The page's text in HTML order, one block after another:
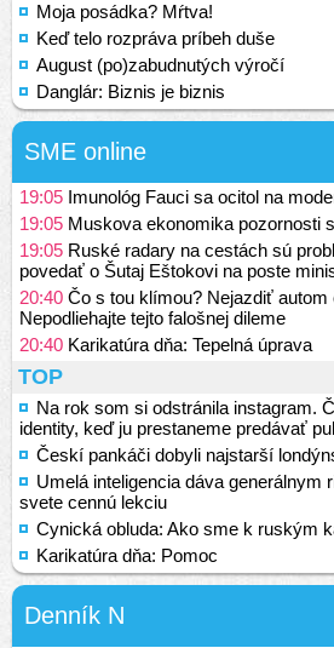
Moja posádka? Mŕtva!
Keď telo rozpráva príbeh duše
August (po)zabudnutých výročí
Danglár: Biznis je biznis
SME online
19:05 Imunológ Fauci sa ocitol na
19:05 Muskova ekonomika pozornosti
19:05 Ruské radary na cestách sú
povedať o Šutaj Eštokovi na poste
20:40 Čo s tou klímou? Nejazdiť
Nepodliehajte tejto falošnej dileme
20:40 Karikatúra dňa: Tepelná úprava
TOP
Na rok som si odstránila instagram.
identity, keď ju prestaneme predávať
Českí pankáči dobyli najstarší
Umelá inteligencia dáva generálnym
svete cennú lekciu
Cynická obluda: Ako sme k ruským
Karikatúra dňa: Pomoc
Denník N